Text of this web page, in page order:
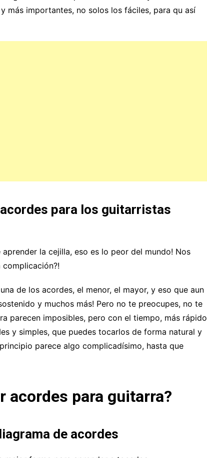
más importantes, no solos los fáciles, para qu así
para los guitarristas
la cejilla, eso es lo peor del mundo! Nos
de los acordes, el menor, el mayor, y eso que aun
y muchos más! Pero no te preocupes, no te
parecen imposibles, pero con el tiempo, más rápido
y simples, que puedes tocarlos de forma natural y
parece algo complicadísimo, hasta que
acordes para guitarra?
de acordes